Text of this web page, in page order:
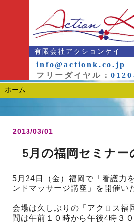
有限会社アクションケイ
info@actionk.co.jp
フリーダイヤル：
2013/03/01
5月の福岡セミナー
5月24日（金）福岡で「看護力
ンドマッサージ講座」を開催い
会場は久しぶりの「アクロス福
間は午前１０時から午後4時３０